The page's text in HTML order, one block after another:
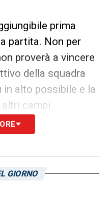
prima
partita. Non per
proverà a vincere
della squadra
in alto possibile e la
campi
può arrivare al
parte sinistra della
sulNapoli
GIORNO